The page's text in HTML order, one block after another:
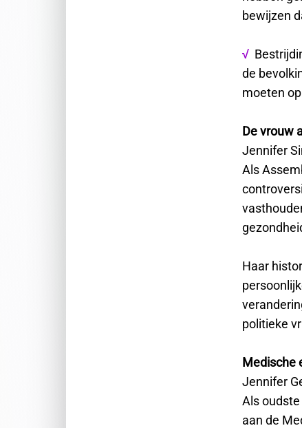
bewijzen
√
de
moeten
De vrouw
Jennifer
Als
Haar
politieke
Medische
Jennifer
Als
aan de